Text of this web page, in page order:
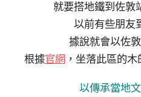
就要搭地鐵到佐敦
以前有些朋友
據說就會以佐
根據官網 ，坐落此區的木
以傳承當地